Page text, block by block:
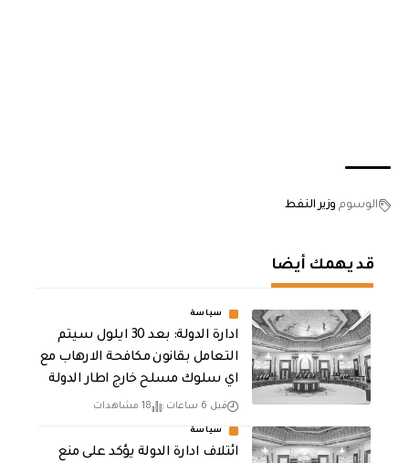
الوسوم وزير النفط
قد يهمك أيضا
سياسة
ادارة الدولة: بعد 30 ايلول سيتم
التعامل بقانون مكافحة الارهاب مع
اي سلوك مسلح خارج اطار الدولة
قبل 6 ساعات 18 مشاهدات
سياسة
ائتلاف ادارة الدولة يؤكد على منع